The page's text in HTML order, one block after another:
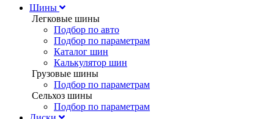
Шины
Легковые шины
Подбор по авто
Подбор по параметрам
Каталог шин
Калькулятор шин
Грузовые шины
Подбор по параметрам
Сельхоз шины
Подбор по параметрам